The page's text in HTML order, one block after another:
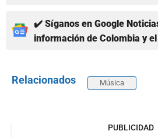
✔️ Síganos en Google
información de Colombia y
Relacionados Música
PUBLICIDAD